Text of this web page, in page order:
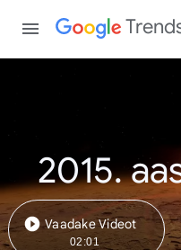
2015.
Vaadake Videot
02:01